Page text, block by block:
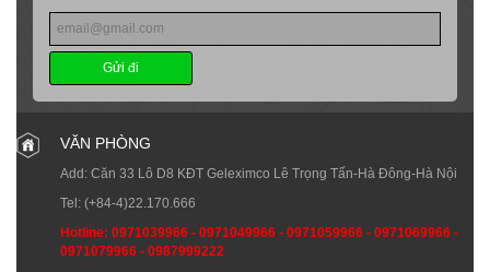
Gửi đi
VĂN PHÒNG
Add: Căn 33 Lô D8 KĐT Geleximco Lê Trọng Tấn-Hà Đông-Hà Nội
Tel: (+84-4)22.170.666
Hotline: 0971039966 - 0971049966 - 0971059966 - 0971069966 -
0971079966 - 0987999222